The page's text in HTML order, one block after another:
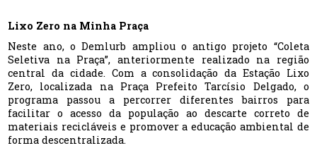
Lixo Zero na Minha Praça
Neste ano, o Demlurb ampliou o antigo projeto “Coleta
Seletiva na Praça”, anteriormente realizado na região
central da cidade. Com a consolidação da Estação Lixo
Zero, localizada na Praça Prefeito Tarcísio Delgado, o
programa passou a percorrer diferentes bairros para
facilitar o acesso da população ao descarte correto de
materiais recicláveis e promover a educação ambiental de
forma descentralizada.